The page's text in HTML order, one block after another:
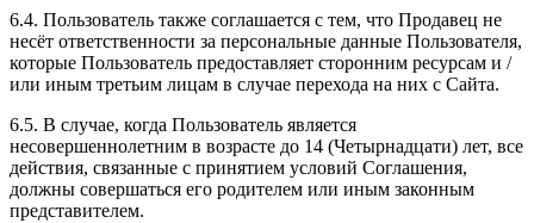
6.4. Пользователь также соглашается с тем, что Продавец не
несёт ответственности за персональные данные Пользователя,
которые Пользователь предоставляет сторонним ресурсам и /
или иным третьим лицам в случае перехода на них с Сайта.
6.5. В случае, когда Пользователь является
несовершеннолетним в возрасте до 14 (Четырнадцати) лет, все
действия, связанные с принятием условий Соглашения,
должны совершаться его родителем или иным законным
представителем.